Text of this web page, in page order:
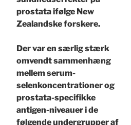
prostata ifølge New
Zealandske forskere.
Der var en særlig stærk
omvendt sammenhæng
mellem serum-
selenkoncentrationer og
prostata-specifikke
antigen-niveauer i de
følgende undergrupper af